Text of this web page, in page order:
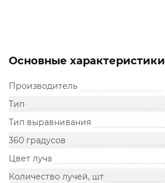
Основные характеристики
Производитель
Тип
Тип выравнивания
360 градусов
Цвет луча
Количество лучей, шт